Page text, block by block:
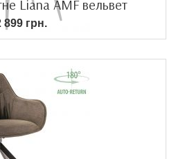
Liana AMF вельвет
899 грн.